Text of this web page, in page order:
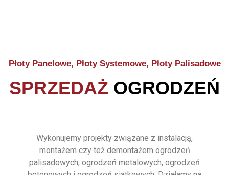
Płoty Panelowe, Płoty Systemowe, Płoty Palisadowe
SPRZEDAŻ OGRODZEŃ
Wykonujemy projekty związane z instalacją,
montażem czy też demontażem ogrodzeń
palisadowych, ogrodzeń metalowych, ogrodzeń